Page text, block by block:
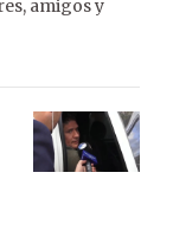
amigos y